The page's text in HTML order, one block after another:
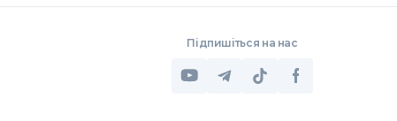
Підпишіться на нас